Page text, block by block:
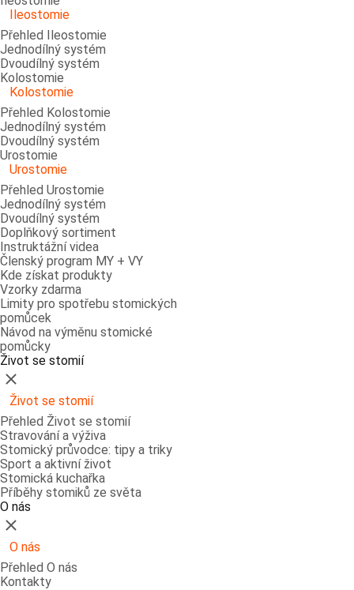
Ileostomie
Přehled Ileostomie
Jednodílný systém
Dvoudílný systém
Kolostomie
Kolostomie
Přehled Kolostomie
Jednodílný systém
Dvoudílný systém
Urostomie
Urostomie
Přehled Urostomie
Jednodílný systém
Dvoudílný systém
Doplňkový sortiment
Instruktážní videa
Členský program MY + VY
Kde získat produkty
Vzorky zdarma
Limity pro spotřebu stomických
pomůcek
Návod na výměnu stomické
pomůcky
Život se stomií
Zavřít
Život se stomií
Přehled Život se stomií
Stravování a výživa
Stomický průvodce: tipy a triky
Sport a aktivní život
Stomická kuchařka
Příběhy stomiků ze světa
O nás
Zavřít
O nás
Přehled O nás
Kontakty